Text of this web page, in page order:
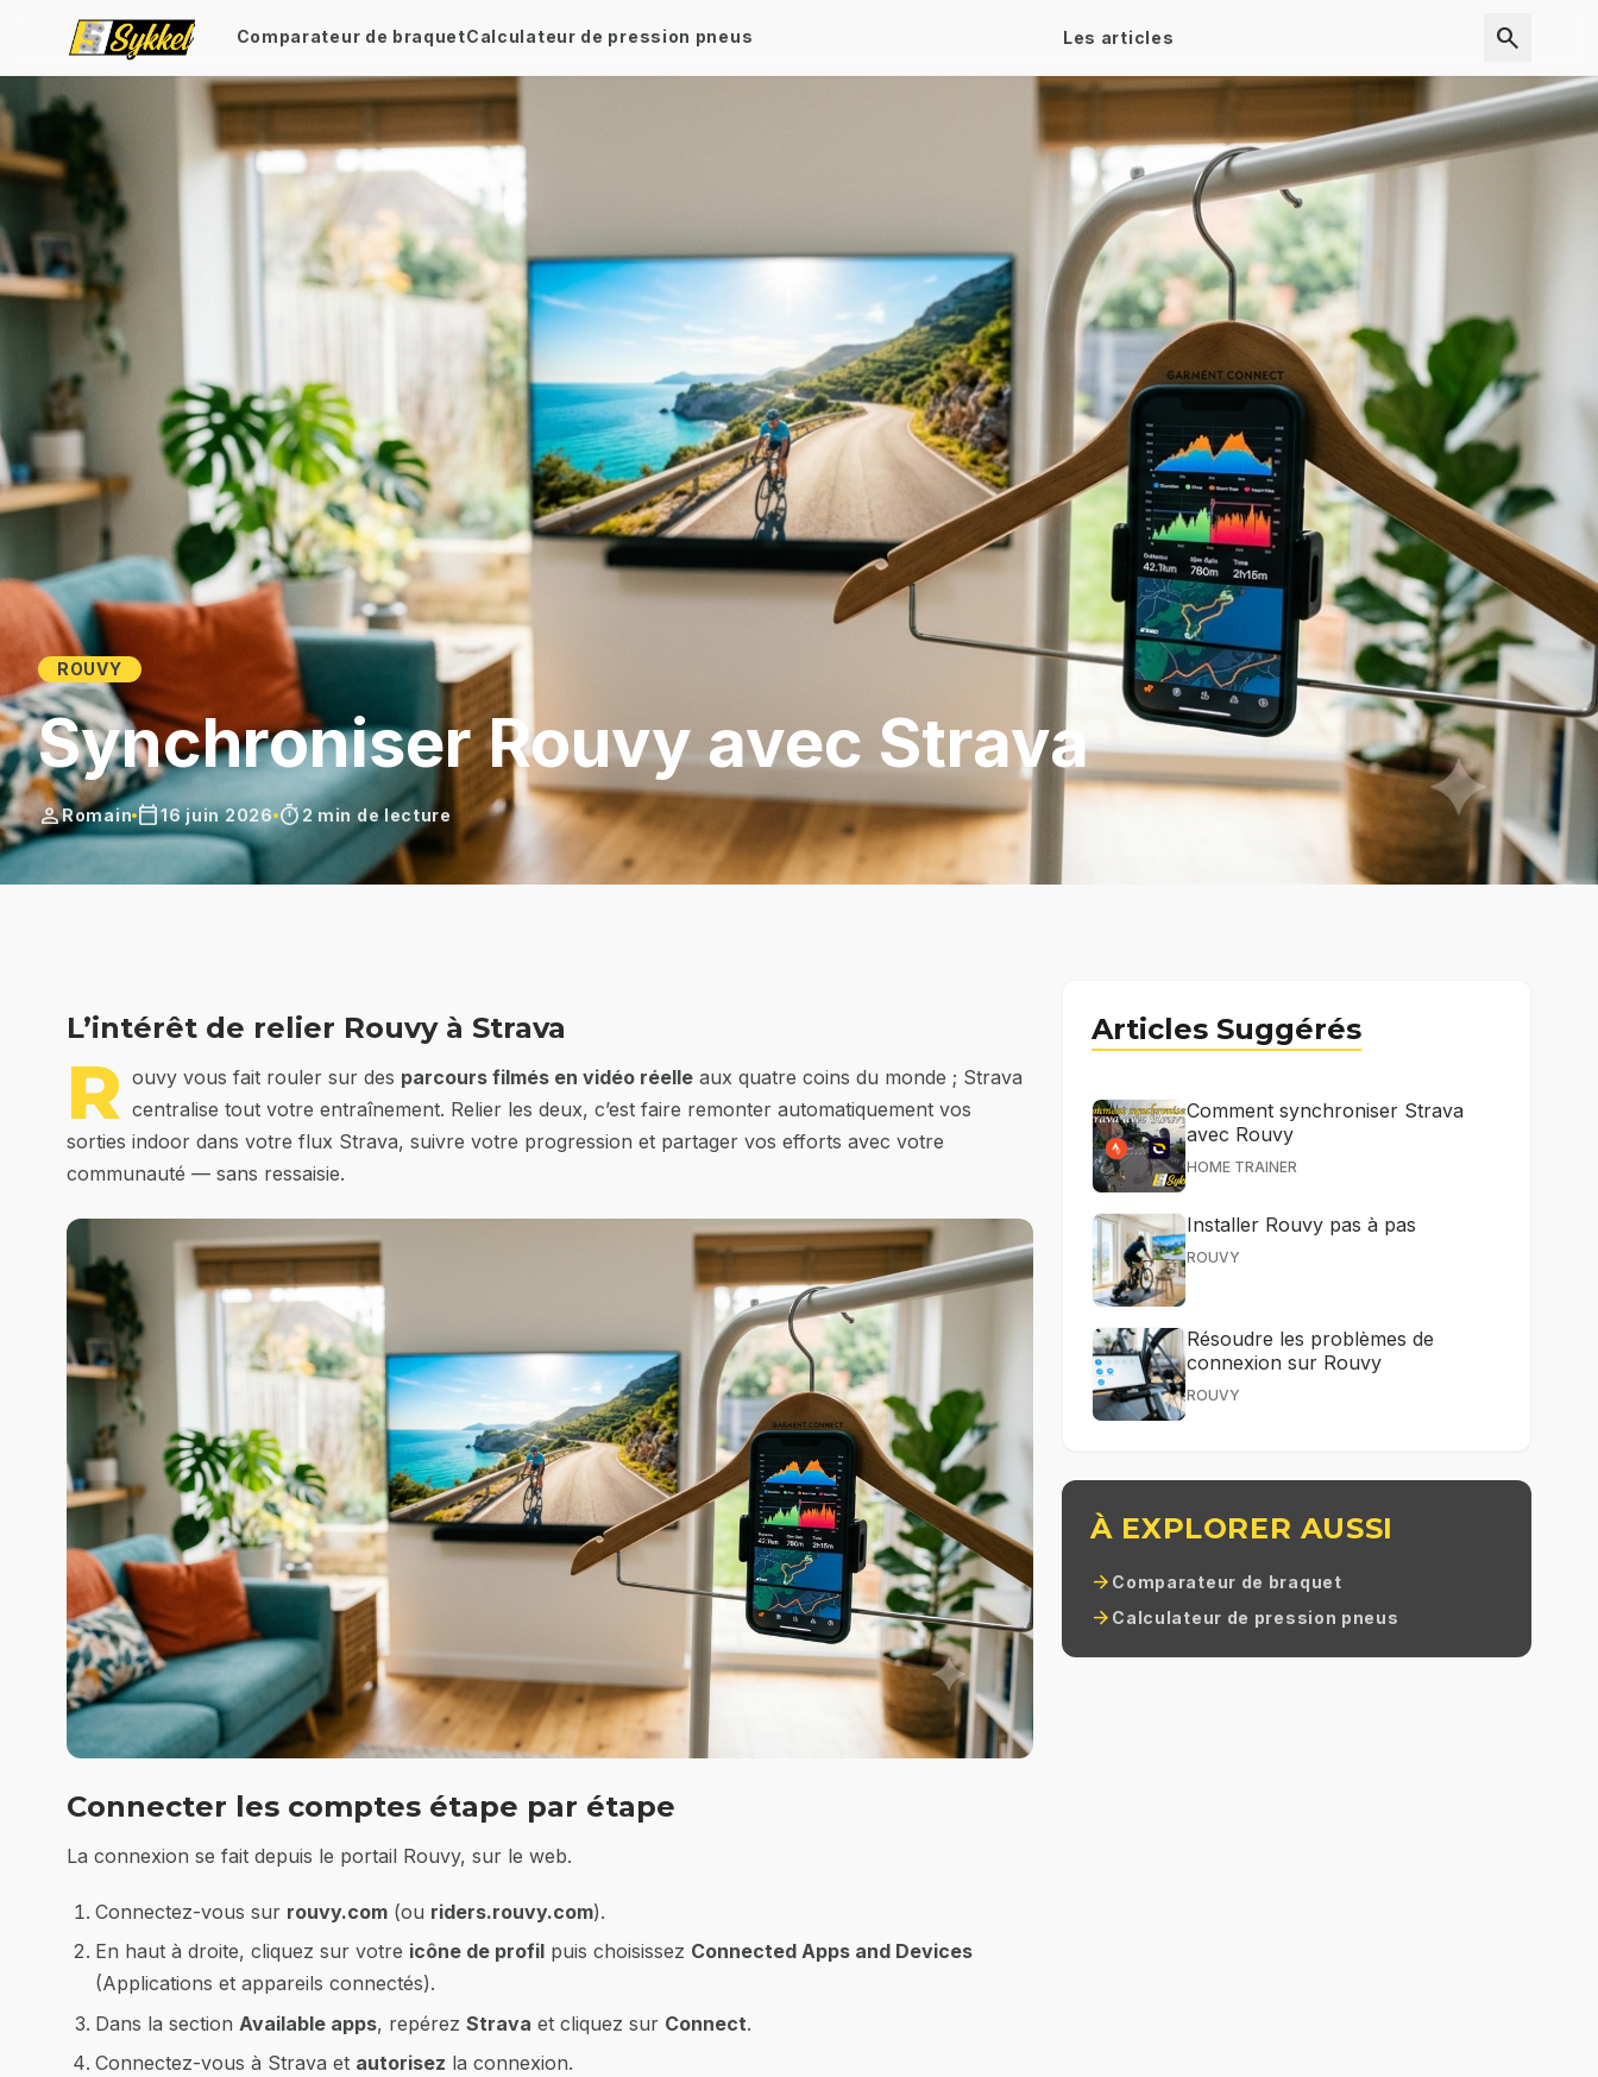
Comparateur de braquetCalculateur de pression pneus Les articles search
ROUVY
Synchroniser Rouvy avec Strava
personRomain calendar_today16 juin 2026 timer2 min de lecture
L’intérêt de relier Rouvy à Strava
R ouvy vous fait rouler sur des parcours filmés en vidéo réelle aux quatre coins du monde ; Strava
centralise tout votre entraînement. Relier les deux, c’est faire remonter automatiquement vos
sorties indoor dans votre flux Strava, suivre votre progression et partager vos efforts avec votre
communauté — sans ressaisie.
Connecter les comptes étape par étape
La connexion se fait depuis le portail Rouvy, sur le web.
Connectez-vous sur rouvy.com (ou riders.rouvy.com).
En haut à droite, cliquez sur votre icône de profil puis choisissez Connected Apps and Devices
(Applications et appareils connectés).
Dans la section Available apps, repérez Strava et cliquez sur Connect.
Connectez-vous à Strava et autorisez la connexion.
Articles Suggérés
Comment synchroniser Strava
avec Rouvy
HOME TRAINER
Installer Rouvy pas à pas
ROUVY
Résoudre les problèmes de
connexion sur Rouvy
ROUVY
À EXPLORER AUSSI
arrow_forward Comparateur de braquet
arrow_forward Calculateur de pression pneus